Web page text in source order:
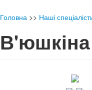
Головна >> Наші